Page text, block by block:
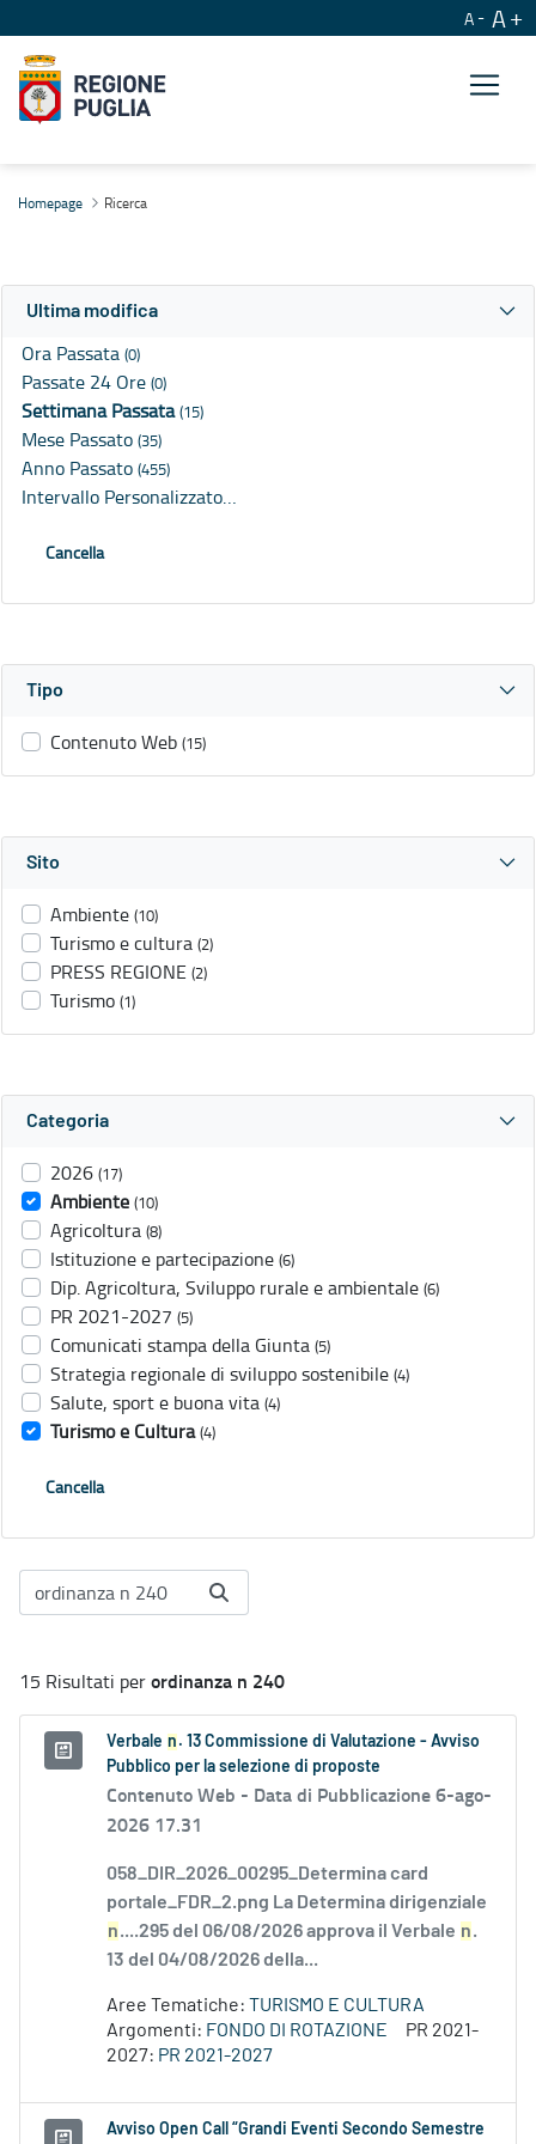
A A
Homepage Ricerca
Ultima modifica
Ora Passata (0)
Passate 24 Ore (0)
Settimana Passata(15)
Mese Passato (35)
Anno Passato (455)
Intervallo Personalizzato…
Cancella
Tipo
Contenuto Web (15)
Sito
Ambiente (10)
Turismo e cultura (2)
PRESS REGIONE (2)
Turismo (1)
Categoria
2026 (17)
Ambiente (10)
Agricoltura (8)
Istituzione e partecipazione (6)
Dip. Agricoltura, Sviluppo rurale e ambientale (6)
PR 2021-2027 (5)
Comunicati stampa della Giunta (5)
Strategia regionale di sviluppo sostenibile (4)
Salute, sport e buona vita (4)
Turismo e Cultura (4)
Cancella
15 Risultati perordinanza n 240
Verbale n . 13 Commissione di Valutazione - Avviso
Pubblico per la selezione di proposte
Contenuto Web - Data di Pubblicazione 6-ago-
2026 17.31
058_DIR_2026_00295_Determina card
portale_FDR_2.png La Determina dirigenziale
n....295 del 06/08/2026 approva il Verbale n.
13 del 04/08/2026 della...
Aree Tematiche: TURISMO E CULTURA
Argomenti: FONDO DI ROTAZIONE
PR 2021-
2027: PR 2021-2027
Avviso Open Call “Grandi Eventi Secondo Semestre